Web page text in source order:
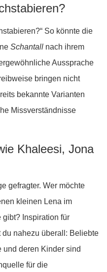
So könnte die
Schantall nach ihrem
Aussprache
bringen nicht
bekannte Varianten
Missverständnisse
Khaleesi, Jona
gefragter. Wer möchte
kleinen Lena im
gibt? Inspiration für
nahezu überall: Beliebte
und deren Kinder sind
für die